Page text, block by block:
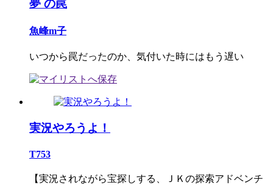
夢 の罠
魚峰m子
いつから罠だったのか、気付いた時にはもう遅い
実況やろうよ！
T753
【実況されながら宝探しする、ＪＫの探索アドベンチ